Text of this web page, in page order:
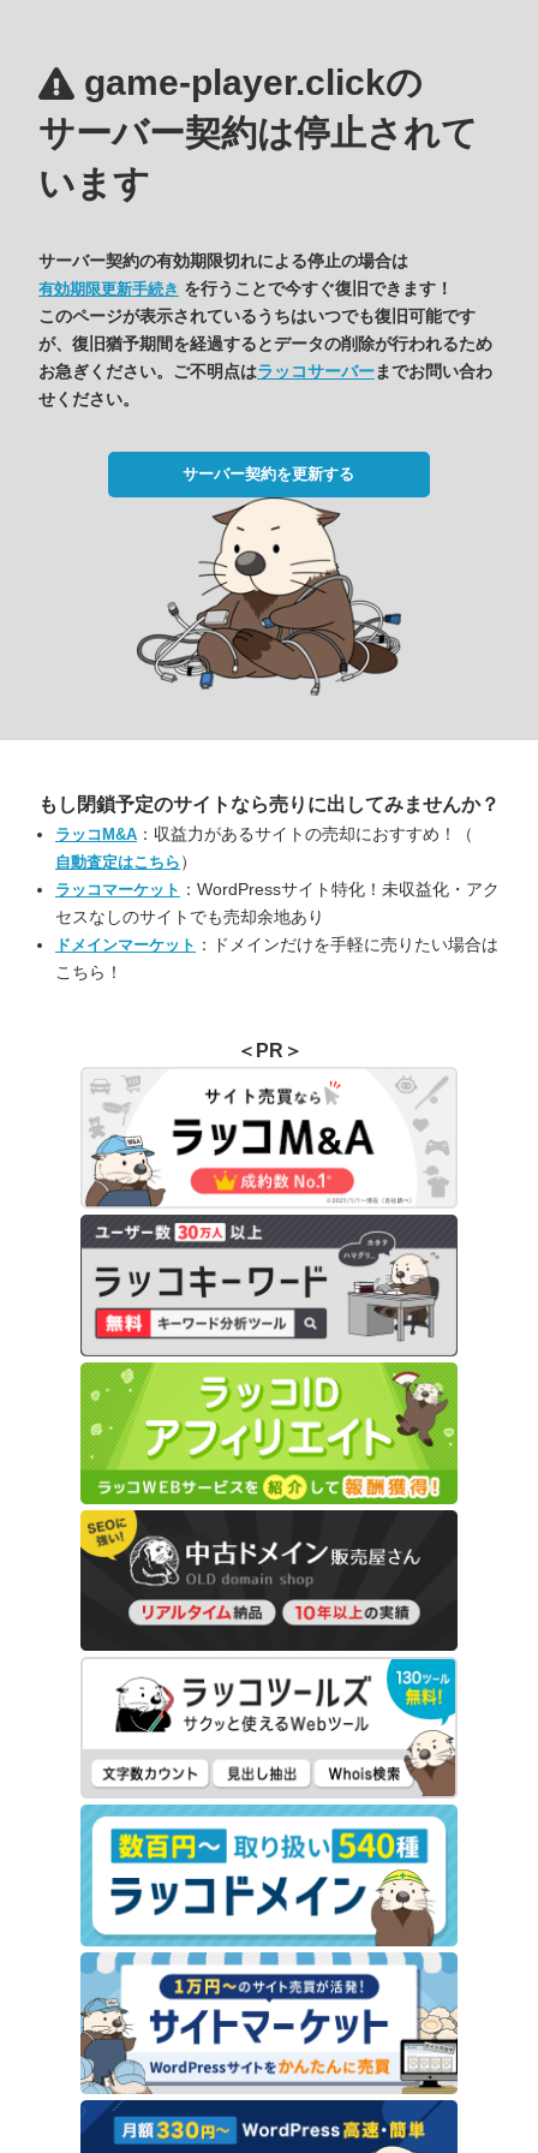
game-player.clickの
サーバー契約は停止されて
います
サーバー契約の有効期限切れによる停止の場合は
有効期限更新手続き を行うことで今すぐ復旧できます！
このページが表示されているうちはいつでも復旧可能です
が、復旧猶予期間を経過するとデータの削除が行われるため
お急ぎください。ご不明点はラッコサーバーまでお問い合わ
せください。
サーバー契約を更新する
もし閉鎖予定のサイトなら売りに出してみませんか？
ラッコM&A ：収益力があるサイトの売却におすすめ！（
自動査定はこちら ）
ラッコマーケット ：WordPressサイト特化！未収益化・アク
セスなしのサイトでも売却余地あり
ドメインマーケット ：ドメインだけを手軽に売りたい場合は
こちら！
＜PR＞